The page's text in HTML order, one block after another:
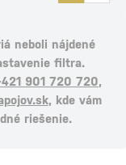
neboli nájdené
filtra.
901 720 720,
, kde vám
riešenie.